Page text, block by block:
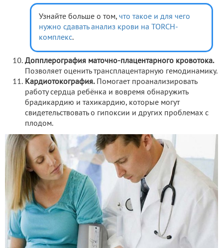
Узнайте больше о том, что такое и для чего
нужно сдавать анализ крови на TORCH-
комплекс.
Допплерография маточно-плацентарного кровотока.
Позволяет оценить трансплацентарную гемодинамику.
Кардиотокография.Помогает проанализировать
работу сердца ребёнка и вовремя обнаружить
брадикардию и тахикардию, которые могут
свидетельствовать о гипоксии и других проблемах с
плодом.